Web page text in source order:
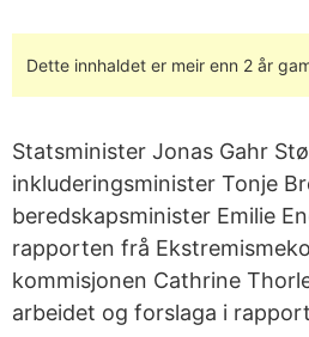
Dette innhaldet er meir enn 2 år
Statsminister Jonas Gahr
inkluderingsminister Tonje
beredskapsminister Emilie
rapporten frå
kommisjonen Cathrine
arbeidet og forslaga i